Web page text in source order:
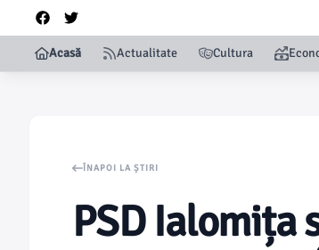
Acasă Actualitate Cultura
ÎNAPOI LA ȘTIRI
PSD Ialomița